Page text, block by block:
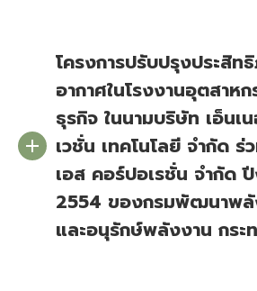
โครงการปรับปรุงประสิท
อากาศในโรงงานอุตสาห
ธุรกิจ ในนามบริษัท เอ็นเ
เวชั่น เทคโนโลยี จำกัด
เอส คอร์ปอเรชั่น จำกัด
2554 ของกรมพัฒนาพ
และอนุรักษ์พลังงาน กระ